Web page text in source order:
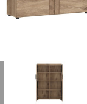
63,00 € *